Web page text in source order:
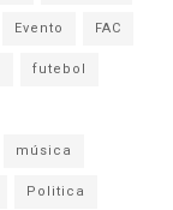
Evento
FAC
futebol
música
Politica